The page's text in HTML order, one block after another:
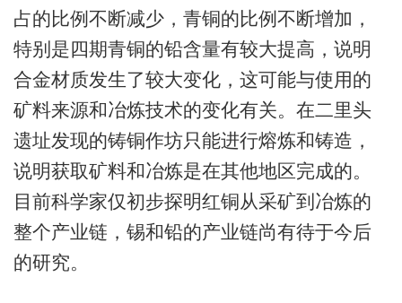
占的比例不断减少，青铜的比例不断增加，
特别是四期青铜的铅含量有较大提高，说明
合金材质发生了较大变化，这可能与使用的
矿料来源和冶炼技术的变化有关。在二里头
遗址发现的铸铜作坊只能进行熔炼和铸造，
说明获取矿料和冶炼是在其他地区完成的。
目前科学家仅初步探明红铜从采矿到冶炼的
整个产业链，锡和铅的产业链尚有待于今后
的研究。